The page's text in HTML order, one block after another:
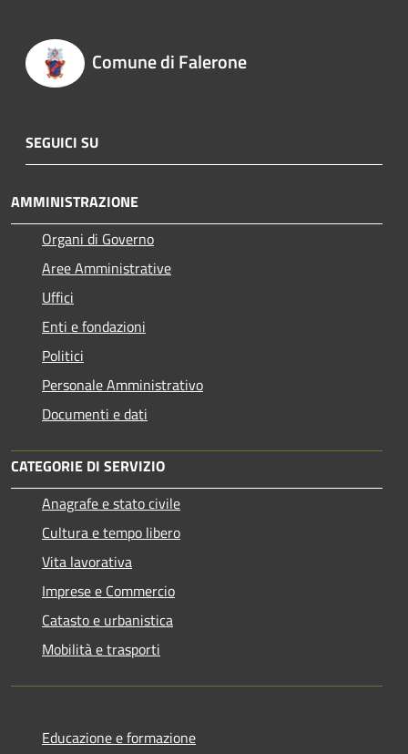
Comune di Falerone
SEGUICI SU
AMMINISTRAZIONE
Organi di Governo
Aree Amministrative
Uffici
Enti e fondazioni
Politici
Personale Amministrativo
Documenti e dati
CATEGORIE DI SERVIZIO
Anagrafe e stato civile
Cultura e tempo libero
Vita lavorativa
Imprese e Commercio
Catasto e urbanistica
Mobilità e trasporti
Educazione e formazione